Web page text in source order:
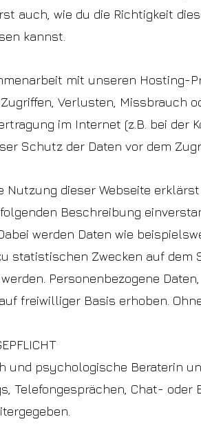
auch, wie du die Richtigkeit
kannst.
mit unseren Hosting-
Verlusten, Missbrauch
im Internet (z.B. bei der
Schutz der Daten vor dem
Nutzung dieser Webseite
Beschreibung
werden Daten wie
statistischen Zwecken auf dem
Personenbezogene
freiwilliger Basis erhoben.
und psychologische Beraterin
Telefongesprächen, Chat-